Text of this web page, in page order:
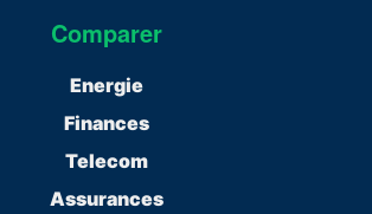
Comparer
Energie
Finances
Telecom
Assurances